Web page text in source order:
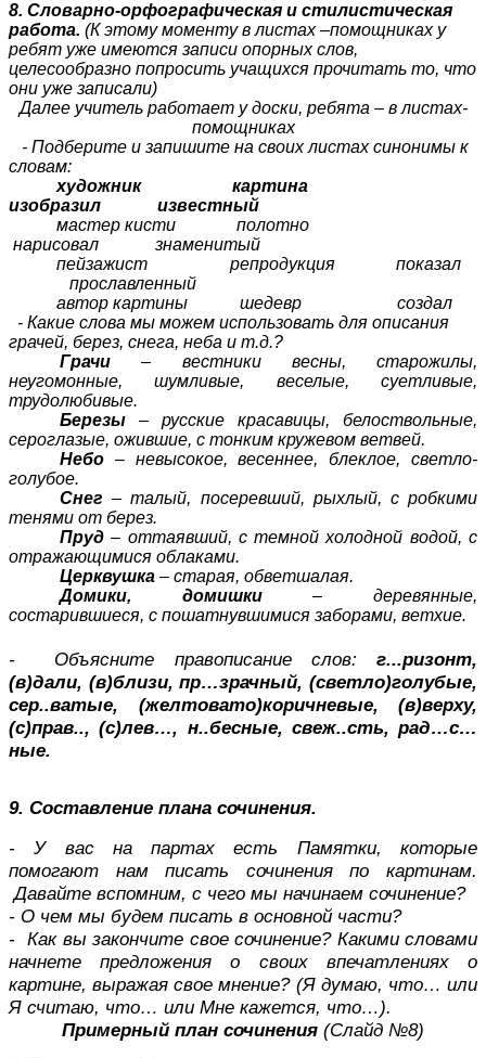
8. Словарно-орфографическая и стилистическая
работа. (К этому моменту в листах –помощниках у
ребят уже имеются записи опорных слов,
целесообразно попросить учащихся прочитать то, что
они уже записали)
Далее учитель работает у доски, ребята – в листах-
помощниках
- Подберите и запишите на своих листах синонимы к
словам:
художник картина
изобразил известный
мастер кисти полотно
нарисовал знаменитый
пейзажист репродукция показал
прославленный
автор картины шедевр создал
- Какие слова мы можем использовать для описания
грачей, берез, снега, неба и т.д.?
Грачи– вестники весны, старожилы,
неугомонные, шумливые, веселые, суетливые,
трудолюбивые.
Березы – русские красавицы, белоствольные,
сероглазые, ожившие, с тонким кружевом ветвей.
Небо – невысокое, весеннее, блеклое, светло-
голубое.
Снег – талый, посеревший, рыхлый, с робкими
тенями от берез.
Пруд – оттаявший, с темной холодной водой, с
отражающимися облаками.
Церквушка – старая, обветшалая.
Домики, домишки– деревянные,
состарившиеся, с пошатнувшимися заборами, ветхие.
- Объясните правописание слов: г...ризонт,
(в)дали, (в)близи, пр…зрачный, (светло)голубые,
сер..ватые, (желтовато)коричневые, (в)верху,
(с)прав.., (с)лев…, н..бесные, свеж..сть, рад…с…
ные.
9. Составление плана сочинения.
- У вас на партах есть Памятки, которые
помогают нам писать сочинения по картинам.
Давайте вспомним, с чего мы начинаем сочинение?
- О чем мы будем писать в основной части?
- Как вы закончите свое сочинение? Какими словами
начнете предложения о своих впечатлениях о
картине, выражая свое мнение? (Я думаю, что… или
Я считаю, что… или Мне кажется, что…).
Примерный план сочинения (Слайд №8)